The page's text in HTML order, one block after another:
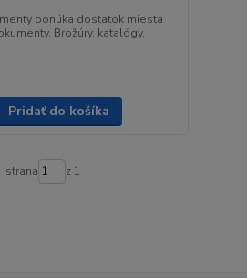
ponúka dostatok miesta
Brožúry, katalógy,
Pridať do košíka
strana z 1